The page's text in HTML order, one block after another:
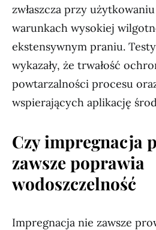
zwłaszcza przy
warunkach wysokiej
ekstensywnym praniu.
wykazały, że trwałość
powtarzalności procesu
wspierających aplikację
Czy impregnacja
zawsze poprawia
wodoszczelność
Impregnacja nie zawsze